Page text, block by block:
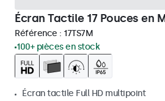
Écran Tactile 17 Pouces en
Référence : 17TS7M
100+ pièces en stock
Écran tactile Full HD multipoint